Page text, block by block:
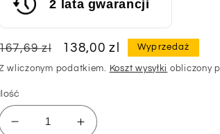
2 lata gwarancji
zl
Cena
sprzedaży
138,00 zl Wyprzedaż
wliczonym podatkiem. Koszt wysyłki obliczony
Ilość
Zmniejsz
Zwiększ